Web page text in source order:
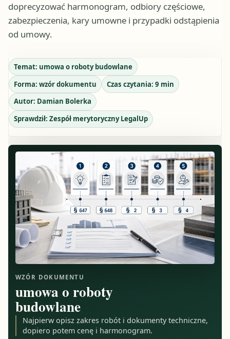
doprecyzować harmonogram, odbiory częściowe,
zabezpieczenia, kary umowne i przypadki odstąpienia
od umowy.
Temat: umowa o roboty budowlane
Forma: wzór dokumentu Czas czytania: 9 min
Autor: Damian Bolerka
Sprawdził: Zespół merytoryczny LegalUp
WZÓR DOKUMENTU
umowa o roboty
budowlane
Najpierw opisz zakres robót i dokumenty techniczne,
dopiero potem cenę i harmonogram.